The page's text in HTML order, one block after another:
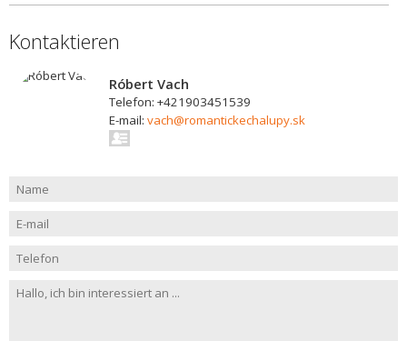
Kontaktieren
Róbert Vach
Telefon: +421903451539
E-mail: vach@romantickechalupy.sk